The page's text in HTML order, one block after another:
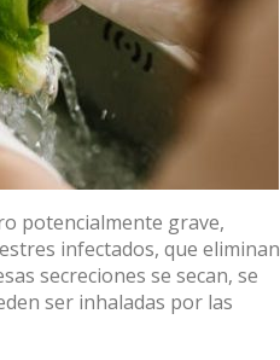
potencialmente grave,
infectados, que eliminan
secreciones se secan, se
ser inhaladas por las